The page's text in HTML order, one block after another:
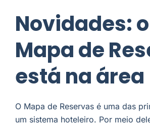
Novidades:
Mapa de
está na área
O Mapa de Reservas é uma das
um sistema hoteleiro. Por meio